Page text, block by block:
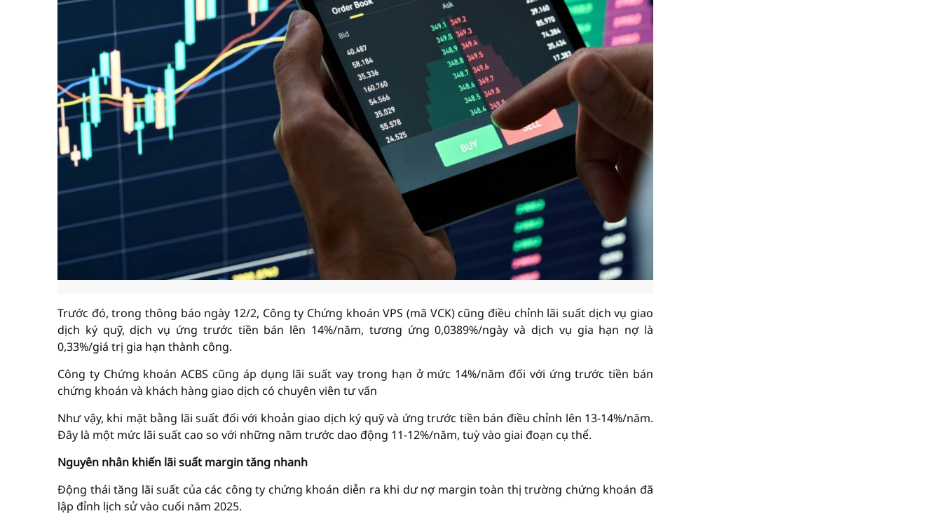
Trước đó, trong thông báo ngày 12/2, Công ty Chứng khoán VPS (mã VCK) cũng điều chỉnh lãi suất dịch vụ giao
dịch ký quỹ, dịch vụ ứng trước tiền bán lên 14%/năm, tương ứng 0,0389%/ngày và dịch vụ gia hạn nợ là
0,33%/giá trị gia hạn thành công.
Công ty Chứng khoán ACBS cũng áp dụng lãi suất vay trong hạn ở mức 14%/năm đối với ứng trước tiền bán
chứng khoán và khách hàng giao dịch có chuyên viên tư vấn
Như vậy, khi mặt bằng lãi suất đối với khoản giao dịch ký quỹ và ứng trước tiền bán điều chỉnh lên 13-14%/năm.
Đây là một mức lãi suất cao so với những năm trước dao động 11-12%/năm, tuỳ vào giai đoạn cụ thể.
Nguyên nhân khiến lãi suất margin tăng nhanh
Động thái tăng lãi suất của các công ty chứng khoán diễn ra khi dư nợ margin toàn thị trường chứng khoán đã
lập đỉnh lịch sử vào cuối năm 2025.